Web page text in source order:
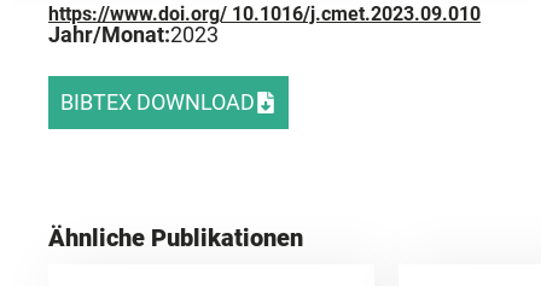
https://www.doi.org/ 10.1016/j.cmet.2023.09.010
Jahr/Monat:2023
BIBTEX DOWNLOAD
Ähnliche Publikationen